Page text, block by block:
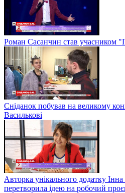
Роман Сасанчин став учасником
Сніданок побував на великому
Василькові
Авторка унікального додатку Інна
перетворила ідею на робочий